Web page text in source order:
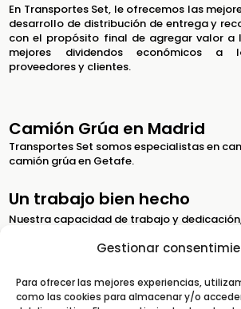
Gestionar
Para ofrecer las mejores experiencias,
como las cookies para almacenar y/o
En Transportes Set, le ofrecemos las
desarrollo de distribución de entrega y
con el propósito final de agregar valor a
mejores dividendos económicos a
proveedores y clientes.
Camión Grúa en Madrid
Transportes Set somos especialistas en
camión grúa en Getafe.
Un trabajo bien hecho
Nuestra capacidad de trabajo y
Somos especialistas en transporte y